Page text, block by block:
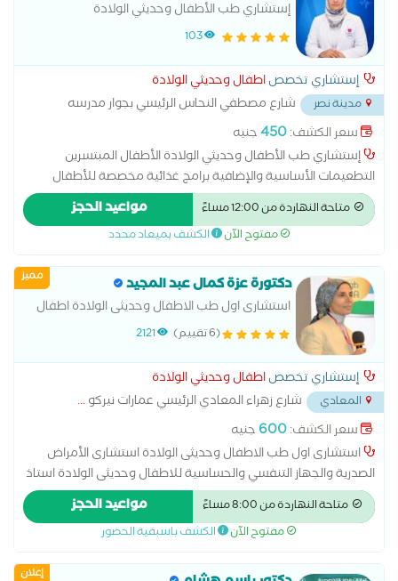
إستشاري طب الأطفال وحديثي الولادة
103
إستشاري تخصصاطفال وحديثي الولادة
مدينة نصر
شارع مصطفي النحاس الرئيسي بجوار مدرسه
المنهل...
سعر الكشف:450جنيه
إستشاري طب الأطفال وحديثي الولادة الأطفال المبتسرين
التطعيمات الأساسية والإضافية برامج غذائية مخصصة للأطفال
رضاعة طبيعية روماتيزم أطفال طب الأطفال متابعة التطور الطبيعي
للأطفال متابعة النمو الجسدي للطفل متابعة النمو العقلي للطفل
متابعة حالات تأخر النمو
متاحة النهاردة من 12:00 مساءً مواعيد الحجز
مفتوح الآن الكشف بميعاد محدد
مميز دكتورة عزة كمال عبد المجيد
استشارى اول طب الاطفال وحديثى الولادة اطفال
فقط وليس بالغين
(6 تقييم) 2121
إستشاري تخصصاطفال وحديثي الولادة
المعادي شارع زهراء المعادي الرئيسي عمارات نيركو...
سعر الكشف:600 جنيه
استشارى اول طب الاطفال وحديثى الولادة استشارى الأمراض
الصدرية والجهاز التنفسي والحساسية للاطفال وحديثى الولادة استاذ
بطب القصر العيني جامعة القاهرة ماجستير ودكتوراة طب الاطفال
والأمراض الصدرية استاذ بكلية الطب القصر العيني جامعة القاهرة
متاحة النهاردة من 8:00 مساءً مواعيد الحجز
مفتوح الآن الكشف باسبقية الحضور
إعلان